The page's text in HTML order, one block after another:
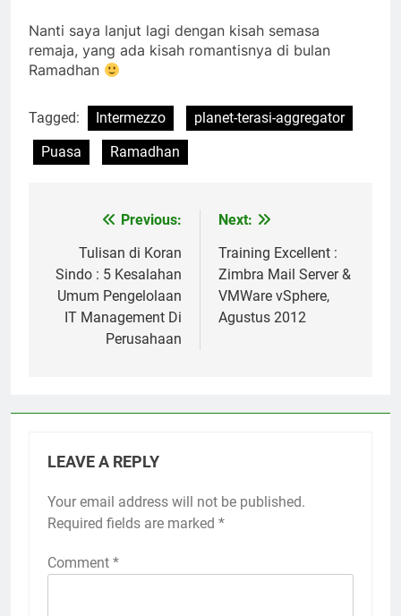
Nanti saya lanjut lagi dengan kisah semasa
remaja, yang ada kisah romantisnya di bulan
Ramadhan
Tagged: Intermezzo
planet-terasi-aggregator
Puasa
Ramadhan
navigation
Previous:
Tulisan di Koran
Sindo : 5 Kesalahan
Umum Pengelolaan
IT Management Di
Perusahaan
Next:
Training Excellent :
Zimbra Mail Server &
VMWare vSphere,
Agustus 2012
LEAVE A REPLY
Your email address will not be published.
Required fields are marked *
Comment *